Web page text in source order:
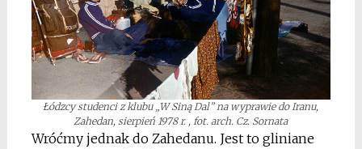
Łódzcy studenci z klubu „W Siną Dal” na wyprawie do Iranu,
Zahedan, sierpień 1978 r. , fot. arch. Cz. Sornata
Wróćmy jednak do Zahedanu. Jest to gliniane